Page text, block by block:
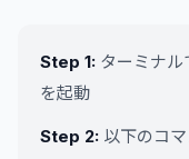
Step 1: ターミナル
を起動
Step 2: 以下のコ